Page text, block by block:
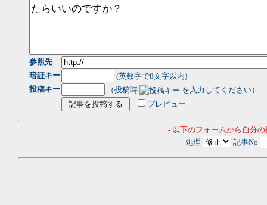
参照先
暗証キー
(英数字で8文字以内)
投稿キー
（投稿時
を入力してください）
プレビュー
- 以下のフォームから自分
処理
記事No